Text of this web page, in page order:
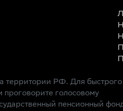
территории РФ. Для быстрого
проговорите голосовому
пенсионный